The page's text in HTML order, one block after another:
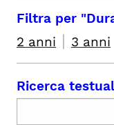
Filtra per
2 anni | 3 anni
Ricerca